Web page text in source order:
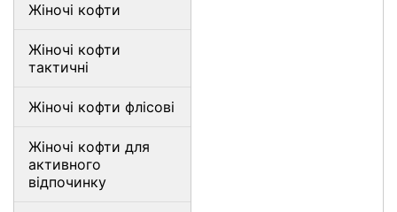
Жіночі кофти
Жіночі кофти
тактичні
Жіночі кофти флісові
Жіночі кофти для
активного
відпочинку